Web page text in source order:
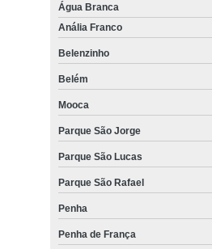
Água Branca
Anália Franco
Belenzinho
Belém
Mooca
Parque São Jorge
Parque São Lucas
Parque São Rafael
Penha
Penha de França